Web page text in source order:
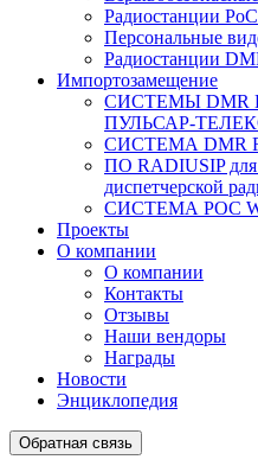
Радиостанции PoC
Персональные
Радиостанции
Импортозамещение
СИСТЕМЫ DMR
ПУЛЬСАР-
СИСТЕМА DMR
ПО RADIUSIP для
диспетчерской
CИСТЕМА POC
Проекты
О компании
О компании
Контакты
Отзывы
Наши вендоры
Награды
Новости
Энциклопедия
Обратная связь